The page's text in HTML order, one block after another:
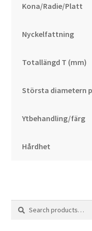
Kona/Radie/Platt
Nyckelfattning
Totallängd T (mm)
Största diametern
Ytbehandling/färg
Hårdhet
Search
Search